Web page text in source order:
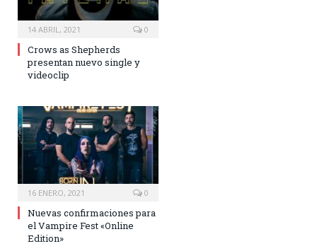
14 ABRIL, 2021 0
Crows as Shepherds
presentan nuevo single y
videoclip
16 ENERO, 2021 0
Nuevas confirmaciones para
el Vampire Fest «Online
Edition»